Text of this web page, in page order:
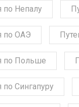
по Непалу
по ОАЭ
по Польше
по Сингапуру